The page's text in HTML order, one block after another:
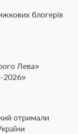
блогерів
Лева»
2026»
отримали